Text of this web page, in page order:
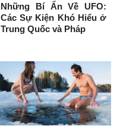
Những Bí Ẩn Về UFO:
Các Sự Kiện Khó Hiểu ở
Trung Quốc và Pháp